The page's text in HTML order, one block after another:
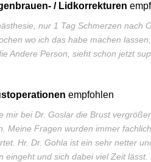
/ Lidkorrekturen
nur 1 Tag Schmerzen nach
wo ich das habe machen
Andere Person, sieht schon jetzt
empfohlen
mir bei Dr. Goslar die Brust
Meine Fragen wurden immer
Hr. Dr. Gohla ist ein sehr netter
eingeht und sich dabei viel Zeit